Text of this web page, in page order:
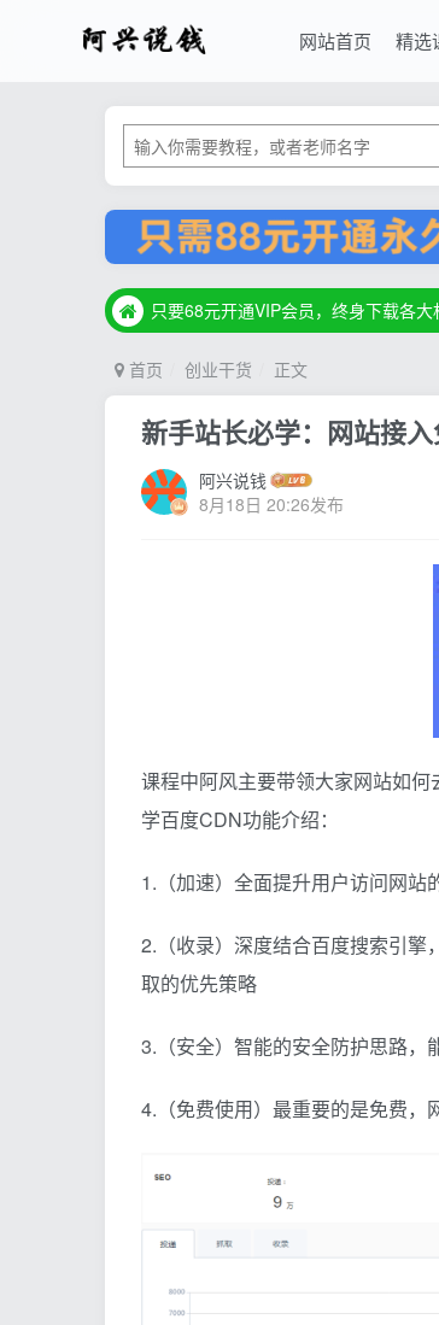
网站首页 精选
只要68元开通VIP会员，终身下载各
只要68元开通VIP会员，终身下载各
只要68元开通VIP会员，终身下载各
首页 创业干货 正文
新手站长必学：网站接
阿兴说钱
8月18日 20:26发布
课程中阿风主要带领大家网站如
学百度CDN功能介绍：
1.（加速）全面提升用户访问网站
2.（收录）深度结合百度搜索引擎
取的优先策略
3.（安全）智能的安全防护思路
4.（免费使用）最重要的是免费，